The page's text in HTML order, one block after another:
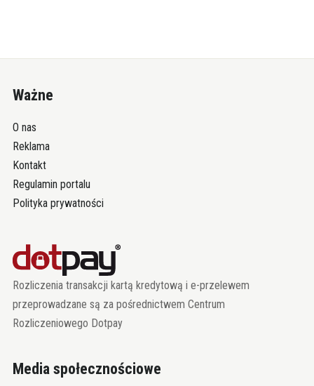
Ważne
O nas
Reklama
Kontakt
Regulamin portalu
Polityka prywatności
Rozliczenia transakcji kartą kredytową i e-przelewem
przeprowadzane są za pośrednictwem Centrum
Rozliczeniowego Dotpay
Media społecznościowe